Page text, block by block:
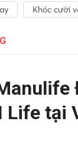
Khóc cười
Life tại